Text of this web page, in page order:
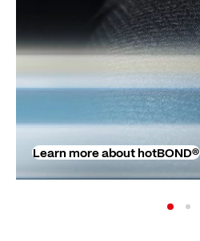
Learn more about hotBOND®